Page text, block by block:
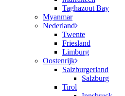
Taghazout Bay
Myanmar
Nederland
Twente
Friesland
Limburg
Oostenrijk
Salzburgerland
Salzburg
Tirol